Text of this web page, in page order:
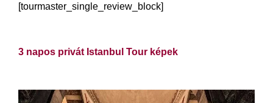
[tourmaster_single_review_block]
3 napos privát Istanbul Tour képek